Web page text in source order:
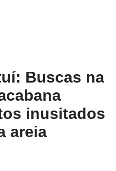
Buscas na
inusitados
areia